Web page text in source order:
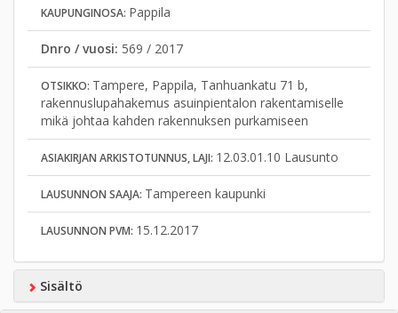
KAUPUNGINOSA: Pappila
Dnro / vuosi: 569 / 2017
OTSIKKO: Tampere, Pappila, Tanhuankatu 71 b,
rakennuslupahakemus asuinpientalon rakentamiselle
mikä johtaa kahden rakennuksen purkamiseen
ASIAKIRJAN ARKISTOTUNNUS, LAJI: 12.03.01.10 Lausunto
LAUSUNNON SAAJA: Tampereen kaupunki
LAUSUNNON PVM: 15.12.2017
Sisältö